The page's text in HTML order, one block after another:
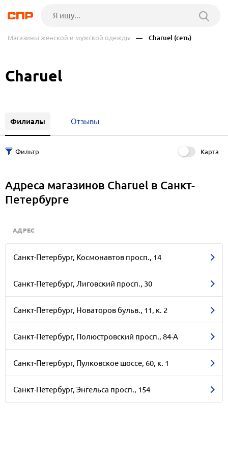
Магазины женской и мужской одежды — Charuel (сеть)
Charuel
Филиалы Отзывы
Карта
Адреса магазинов Charuel в Санкт-
Петербурге
АДРЕС
Санкт-Петербург, Космонавтов просп., 14
Санкт-Петербург, Лиговский просп., 30
Санкт-Петербург, Новаторов бульв., 11, к. 2
Санкт-Петербург, Полюстровский просп., 84-А
Санкт-Петербург, Пулковское шоссе, 60, к. 1
Санкт-Петербург, Энгельса просп., 154